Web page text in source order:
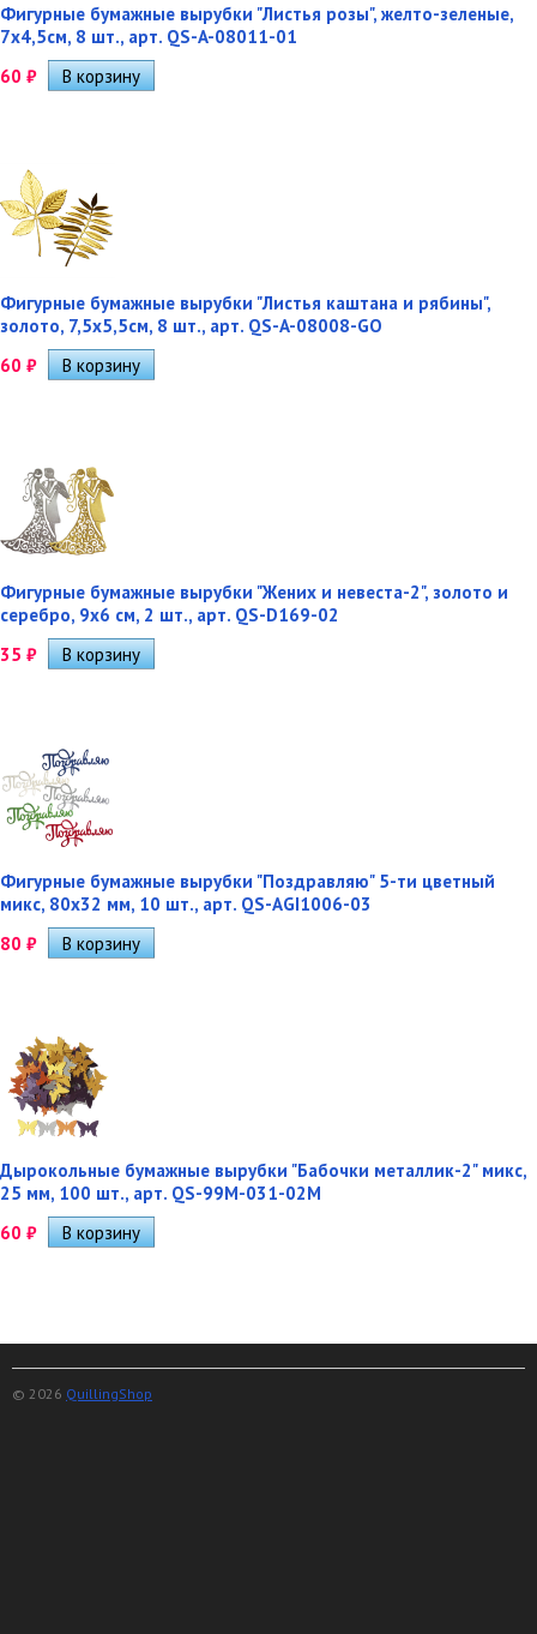
Фигурные бумажные вырубки "Листья розы", желто-зеленые,
7х4,5см, 8 шт., арт. QS-A-08011-01
60 ₽
Фигурные бумажные вырубки "Листья каштана и рябины",
золото, 7,5х5,5см, 8 шт., арт. QS-A-08008-GO
60 ₽
Фигурные бумажные вырубки "Жених и невеста-2", золото и
серебро, 9х6 см, 2 шт., арт. QS-D169-02
35 ₽
Фигурные бумажные вырубки "Поздравляю" 5-ти цветный
микс, 80х32 мм, 10 шт., арт. QS-AGI1006-03
80 ₽
Дырокольные бумажные вырубки "Бабочки металлик-2" микс,
25 мм, 100 шт., арт. QS-99M-031-02M
60 ₽
© 2026 QuillingShop